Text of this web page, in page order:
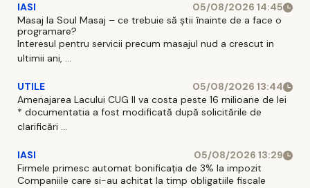
IASI
05/08/2026 14:45
Masaj la Soul Masaj – ce trebuie să știi înainte de a face o
programare?
Interesul pentru servicii precum masajul nud a crescut in
ultimii ani, ...
UTILE
05/08/2026 13:44
Amenajarea Lacului CUG II va costa peste 16 milioane de lei
* documentatia a fost modificată după solicitările de
clarificări ...
IASI
05/08/2026 13:29
Firmele primesc automat bonificația de 3% la impozit
Companiile care si-au achitat la timp obligatiile fiscale